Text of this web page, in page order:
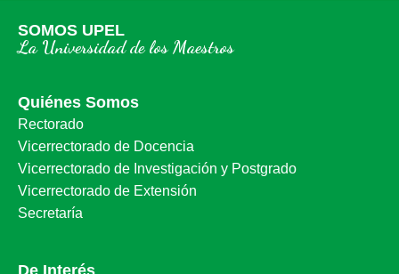
SOMOS UPEL
La Universidad de los Maestros
Quiénes Somos
Rectorado
Vicerrectorado de Docencia
Vicerrectorado de Investigación y Postgrado
Vicerrectorado de Extensión
Secretaría